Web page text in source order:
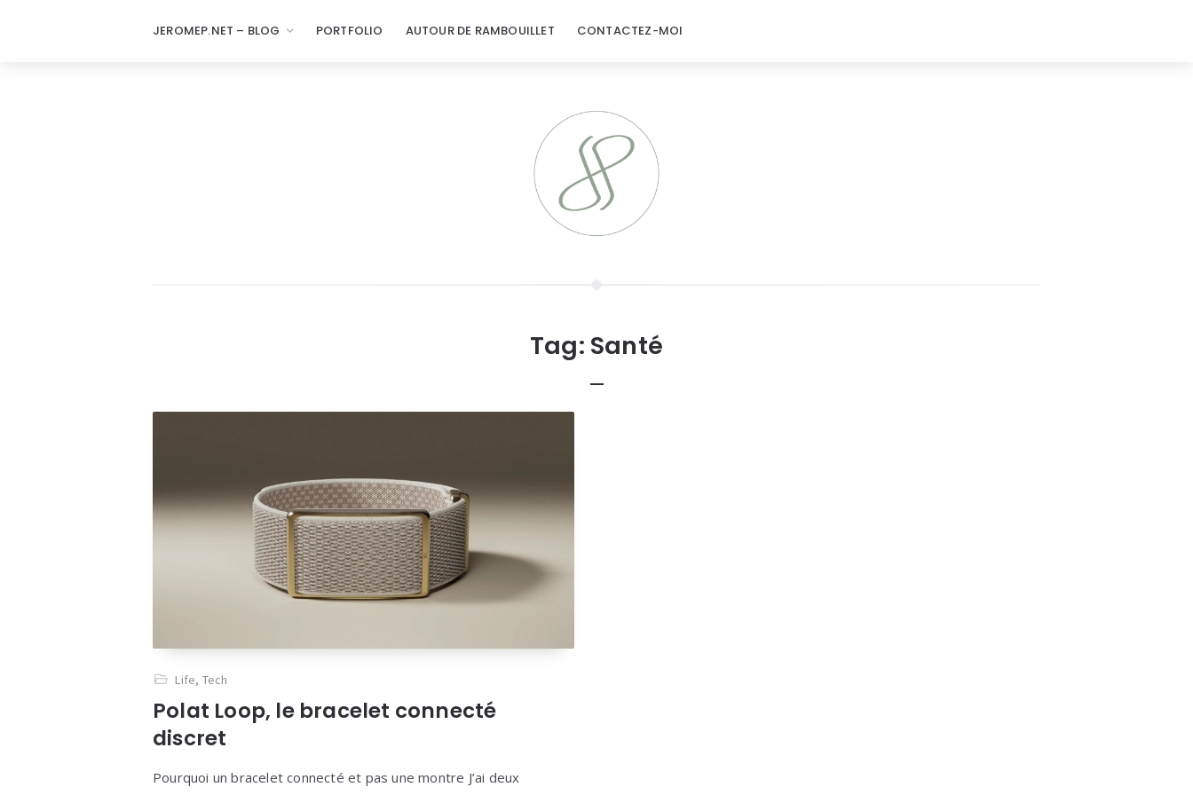
JEROMEP.NET – BLOG PORTFOLIO AUTOUR DE RAMBOUILLET CONTACTEZ-MOI
Tag: Santé
Life, Tech
Polat Loop, le bracelet connecté
discret
Pourquoi un bracelet connecté et pas une montre J’ai deux